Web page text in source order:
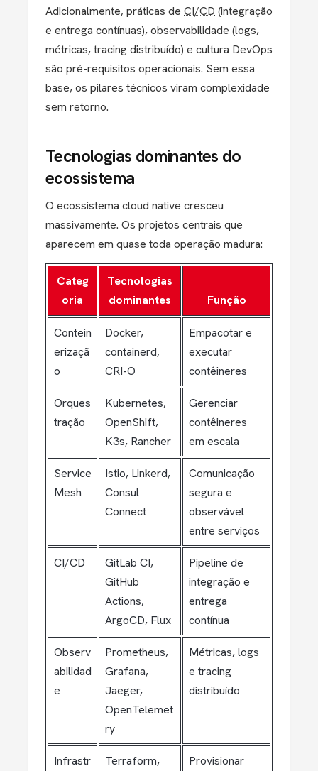
Adicionalmente, práticas de CI/CD (integração
e entrega contínuas), observabilidade (logs,
métricas, tracing distribuído) e cultura DevOps
são pré-requisitos operacionais. Sem essa
base, os pilares técnicos viram complexidade
sem retorno.
Tecnologias dominantes do
ecossistema
O ecossistema cloud native cresceu
massivamente. Os projetos centrais que
aparecem em quase toda operação madura:
Categ
oria
Tecnologias
dominantes
Função
Contein
erizaçã
o
Docker,
containerd,
CRI-O
Empacotar e
executar
contêineres
Orques
tração
Kubernetes,
OpenShift,
K3s, Rancher
Gerenciar
contêineres
em escala
Service
Mesh
Istio, Linkerd,
Consul
Connect
Comunicação
segura e
observável
entre serviços
CI/CD
GitLab CI,
GitHub
Actions,
ArgoCD, Flux
Pipeline de
integração e
entrega
contínua
Observ
abilidad
e
Prometheus,
Grafana,
Jaeger,
OpenTelemet
ry
Métricas, logs
e tracing
distribuído
Infrastr
Terraform,
Provisionar